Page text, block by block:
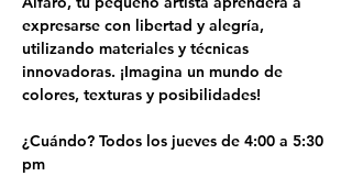
expresarse con libertad y alegría,
utilizando materiales y técnicas
innovadoras. ¡Imagina un mundo de
colores, texturas y posibilidades!
¿Cuándo? Todos los jueves de 4:00 a 5:30
pm